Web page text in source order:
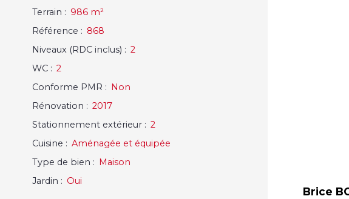
Terrain : 986 m²
Référence : 868
Niveaux (RDC inclus) : 2
WC: 2
Conforme PMR : Non
Rénovation : 2017
Stationnement extérieur: 2
Cuisine : Aménagée et équipée
Type de bien : Maison
Jardin : Oui
Brice